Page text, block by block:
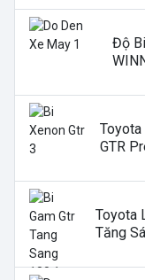
Độ
Toyota
GTR
Toyota
Tăng